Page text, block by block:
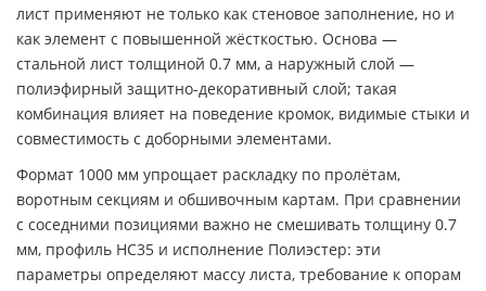
лист применяют не только как стеновое заполнение, но и
как элемент с повышенной жёсткостью. Основа —
стальной лист толщиной 0.7 мм, а наружный слой —
полиэфирный защитно-декоративный слой; такая
комбинация влияет на поведение кромок, видимые стыки и
совместимость с доборными элементами.
Формат 1000 мм упрощает раскладку по пролётам,
воротным секциям и обшивочным картам. При сравнении
с соседними позициями важно не смешивать толщину 0.7
мм, профиль НС35 и исполнение Полиэстер: эти
параметры определяют массу листа, требование к опорам